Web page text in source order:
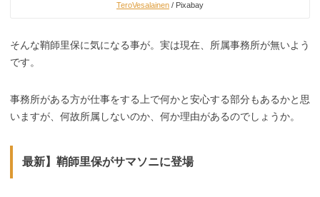
TeroVesalainen / Pixabay
そんな鞘師里保に気になる事が。実は現在、所属事務所が無いよう
です。
事務所がある方が仕事をする上で何かと安心する部分もあるかと思
いますが、何故所属しないのか、何か理由があるのでしょうか。
最新】鞘師里保がサマソニに登場